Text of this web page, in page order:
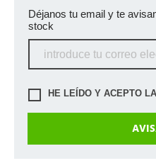
Déjanos tu email y te
stock
HE LEÍDO Y ACEPTO LA